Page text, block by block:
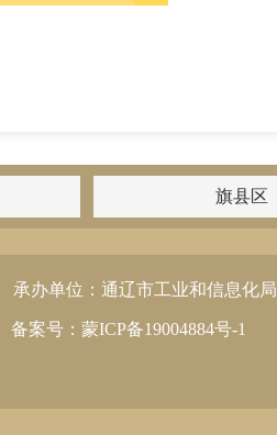
旗县区
承办单位：通辽市工业和信息化局
备案号：蒙ICP备19004884号-1